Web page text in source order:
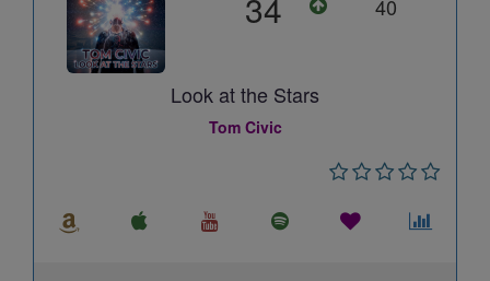
40
Look at the Stars
Tom Civic